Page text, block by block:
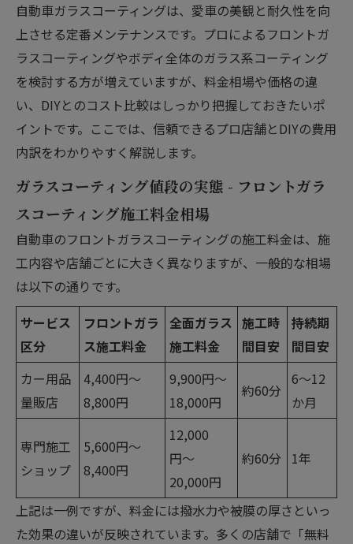
自動車ガラスコーティングは、愛車の美観と耐久性を向
上させる定番メンテナンスです。プロによるフロントガ
ラスコーティングやボディ全体のガラス系コーティング
を検討する方が増えていますが、料金相場や価格の違
い、DIYとのコスト比較はしっかり把握しておきたいポ
イントです。ここでは、信頼できるプロ店舗とDIYの費用
内訳をわかりやすく解説します。
ガラスコーティング値段の実態 - フロントガラ
スコーティング施工料金相場
自動車のフロントガラスコーティングの施工料金は、施
工内容や店舗ごとに大きく異なりますが、一般的な相場
は以下の通りです。
サービス
区分
フロントガラ
ス施工料金
全面ガラス
施工料金
施工時
間目安
持続期
間目安
カー用品
量販店
4,400円〜
8,800円
9,900円〜
18,000円
約60分
6〜12
か月
専門施工
ショップ
5,600円〜
8,400円
12,000
円〜
20,000円
約60分 1年
上記は一例ですが、料金には撥水力や被膜の厚さといっ
た効果の違いが反映されています。多くの店舗で「無料